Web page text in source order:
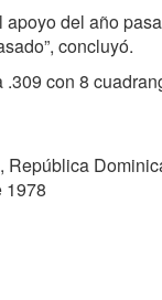
del año
concluyó.
con 8
República
1978